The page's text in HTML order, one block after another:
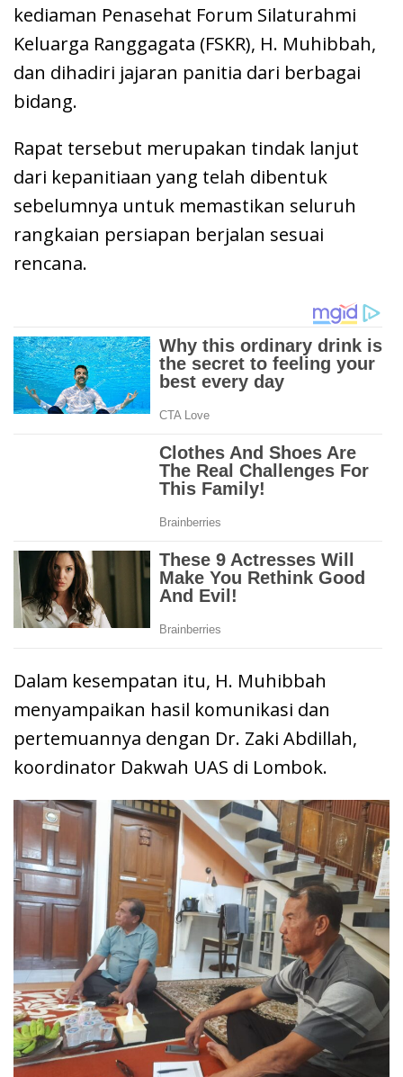
kediaman Penasehat Forum Silaturahmi
Keluarga Ranggagata (FSKR), H. Muhibbah,
dan dihadiri jajaran panitia dari berbagai
bidang.
Rapat tersebut merupakan tindak lanjut
dari kepanitiaan yang telah dibentuk
sebelumnya untuk memastikan seluruh
rangkaian persiapan berjalan sesuai
rencana.
Dalam kesempatan itu, H. Muhibbah
menyampaikan hasil komunikasi dan
pertemuannya dengan Dr. Zaki Abdillah,
koordinator Dakwah UAS di Lombok.